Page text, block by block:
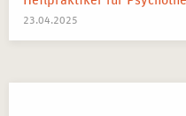
23.04.2025